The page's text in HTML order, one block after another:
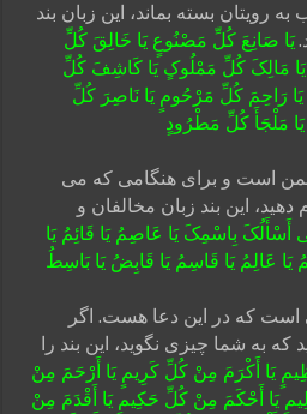
رویتان بسته بماند، این زبان بند
یَا صَانِعَ کُلِّ مَصْنُوعٍ یَا خَالِقَ کُلِّ
مَالِکَ کُلِّ مَمْلُوکٍ یَا کَاشِفَ کُلِّ
رَاحِمَ کُلِّ مَرْحُومٍ یَا نَاصِرَ کُلِّ
مَلْجَأَ کُلِّ مَطْرُودٍ
است و برای هنگامی که می
دهید، این بند زبان مخالفان و
أَسْأَلُکَ بِاسْمِکَ یَا عَاصِمُ یَا قَائِمُ یَا
یَا عَالِمُ یَا قَاسِمُ یَا قَابِضُ یَا بَاسِطُ
است که در این دعا هست. اگر
که به شما چیزی نگوید، این بند را
یَا أَکْرَمَ مِنْ کُلِّ کَرِیمٍ یَا أَرْحَمَ مِنْ
یَا أَحْکَمَ مِنْ کُلِّ حَکِیمٍ یَا أَقْدَمَ مِنْ